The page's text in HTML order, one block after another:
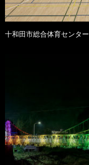
十和田市総合体育センター